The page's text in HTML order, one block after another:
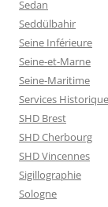
Sedan
Seddülbahir
Seine Inférieure
Seine-et-Marne
Seine-Maritime
Services
SHD Brest
SHD Cherbourg
SHD Vincennes
Sigillographie
Sologne